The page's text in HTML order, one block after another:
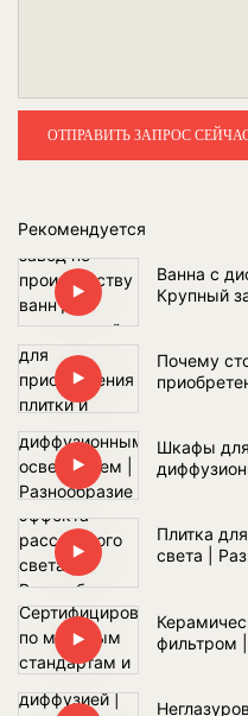
ОТПРАВИТЬ ЗАПРОС
Рекомендуется
Ванна с
Крупный
Почему
Шкафы
Плитка
света |
фильтром